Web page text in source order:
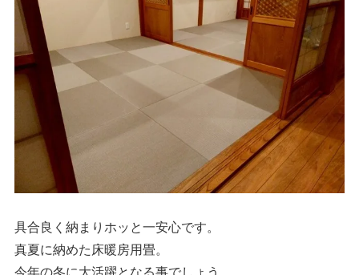
具合良く納まりホッと一安心です。
真夏に納めた床暖房用畳。
今年の冬に大活躍となる事でしょう。